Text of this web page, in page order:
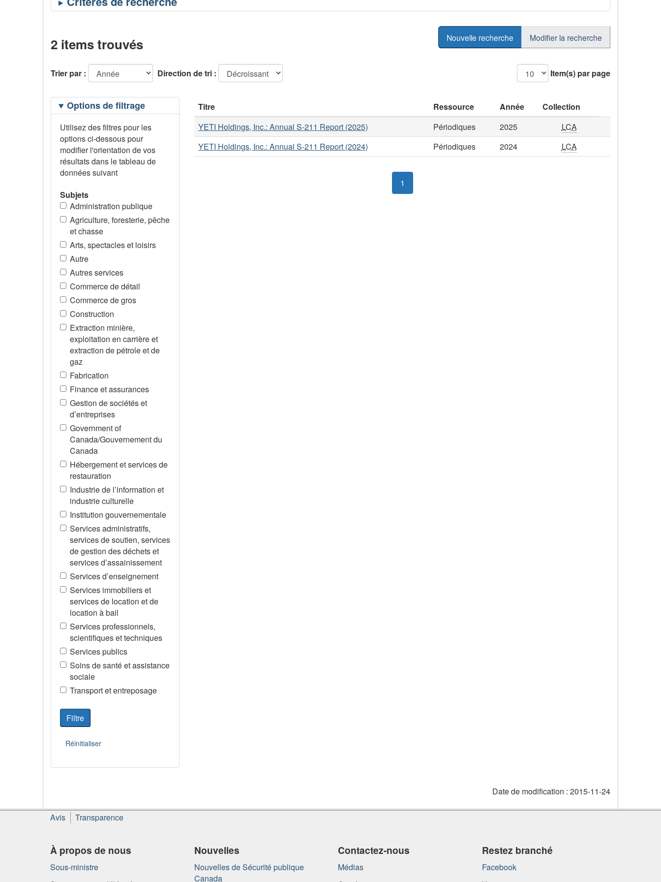
2 items trouvés Nouvelle recherche Modifier la recherche
Trier par : Direction de tri : Item(s) par page
Filtrage
desOptions de filtrage
Utilisez des filtres pour les
options ci-dessous pour
modifier l'orientation de vos
résultats dans le tableau de
données suivant
Subjets
Administration publique
Agriculture, foresterie, pêche
et chasse
Arts, spectacles et loisirs
Autre
Autres services
Commerce de détail
Commerce de gros
Construction
Extraction minière,
exploitation en carrière et
extraction de pétrole et de
gaz
Fabrication
Finance et assurances
Gestion de sociétés et
d’entreprises
Government of
Canada/Gouvernement du
Canada
Hébergement et services de
restauration
Industrie de l’information et
industrie culturelle
Institution gouvernementale
Services administratifs,
services de soutien, services
de gestion des déchets et
services d’assainissement
Services d’enseignement
Services immobiliers et
services de location et de
location à bail
Services professionnels,
scientifiques et techniques
Services publics
Soins de santé et assistance
sociale
Transport et entreposage
Titre Ressource Année
Collection
YETI Holdings, Inc.: Annual S-211 Report (2025)
Périodiques 2025
LCA
YETI Holdings, Inc.: Annual S-211 Report (2024)
Périodiques 2024 LCA
1
Date de modification : 2015-11-24
À
propos
ce
site
Avis Transparence
À propos de nous
Sous-ministre
Nouvelles
Nouvelles de Sécurité publique
Canada
Contactez-nous
Médias
Restez branché
Facebook